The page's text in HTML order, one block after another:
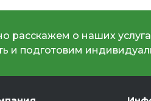
расскажем о наших
и подготовим